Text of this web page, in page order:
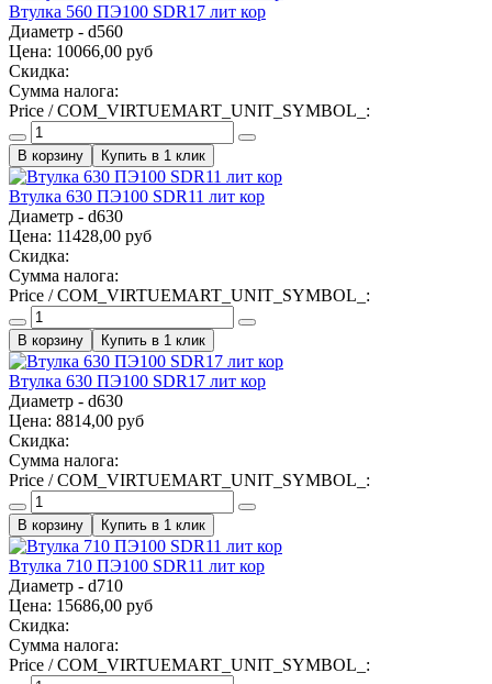
Втулка 560 ПЭ100 SDR17 лит кор
Диаметр - d560
Цена: 10066,00 руб
Скидка:
Сумма налога:
Price / COM_VIRTUEMART_UNIT_SYMBOL_:
Купить в 1 клик
Втулка 630 ПЭ100 SDR11 лит кор
Диаметр - d630
Цена: 11428,00 руб
Скидка:
Сумма налога:
Price / COM_VIRTUEMART_UNIT_SYMBOL_:
Купить в 1 клик
Втулка 630 ПЭ100 SDR17 лит кор
Диаметр - d630
Цена: 8814,00 руб
Скидка:
Сумма налога:
Price / COM_VIRTUEMART_UNIT_SYMBOL_:
Купить в 1 клик
Втулка 710 ПЭ100 SDR11 лит кор
Диаметр - d710
Цена: 15686,00 руб
Скидка:
Сумма налога:
Price / COM_VIRTUEMART_UNIT_SYMBOL_: